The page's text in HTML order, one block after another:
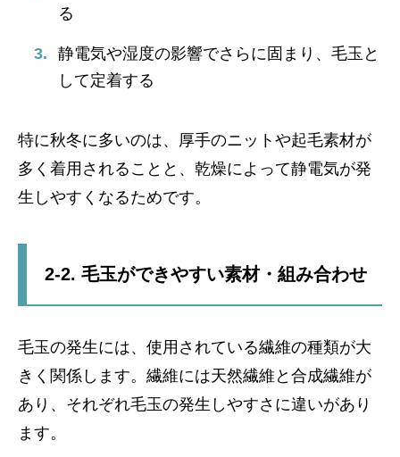
る
静電気や湿度の影響でさらに固まり、毛玉と
して定着する
特に秋冬に多いのは、厚手のニットや起毛素材が
多く着用されることと、乾燥によって静電気が発
生しやすくなるためです。
2-2. 毛玉ができやすい素材・組み合わせ
毛玉の発生には、使用されている繊維の種類が大
きく関係します。繊維には天然繊維と合成繊維が
あり、それぞれ毛玉の発生しやすさに違いがあり
ます。